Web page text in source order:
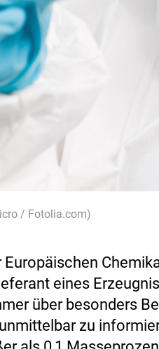
/ Fotolia.com)
eines
über besonders
zu